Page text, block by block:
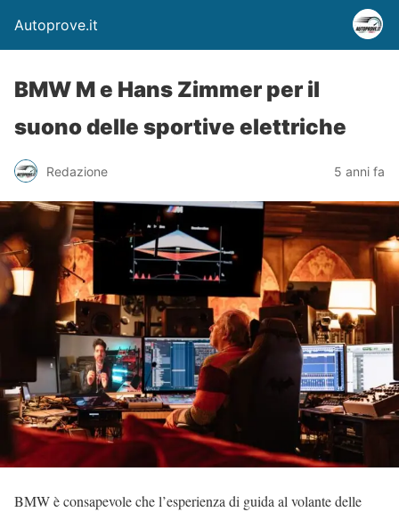
Autoprove.it
BMW M e Hans Zimmer per il
suono delle sportive elettriche
Redazione 5 anni fa
BMW è consapevole che l’esperienza di guida al volante delle